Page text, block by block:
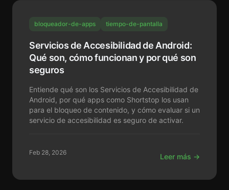
bloqueador-de-apps tiempo-de-pantalla
Servicios de Accesibilidad de Android:
Qué son, cómo funcionan y por qué son
seguros
Entiende qué son los Servicios de Accesibilidad de
Android, por qué apps como Shortstop los usan
para el bloqueo de contenido, y cómo evaluar si un
servicio de accesibilidad es seguro de activar.
Feb 28, 2026 Leer más →